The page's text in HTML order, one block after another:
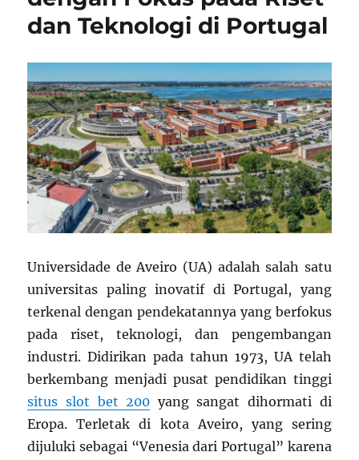
dan Teknologi di Portugal
Universidade de Aveiro (UA) adalah salah satu
universitas paling inovatif di Portugal, yang
terkenal dengan pendekatannya yang berfokus
pada riset, teknologi, dan pengembangan
industri. Didirikan pada tahun 1973, UA telah
berkembang menjadi pusat pendidikan tinggi
situs slot bet 200 yang sangat dihormati di
Eropa. Terletak di kota Aveiro, yang sering
dijuluki sebagai “Venesia dari Portugal” karena